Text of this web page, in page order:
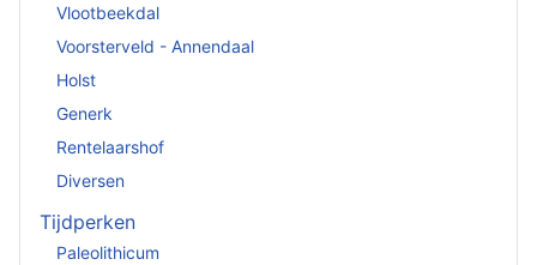
Vlootbeekdal
Voorsterveld - Annendaal
Holst
Generk
Rentelaarshof
Diversen
Tijdperken
Paleolithicum